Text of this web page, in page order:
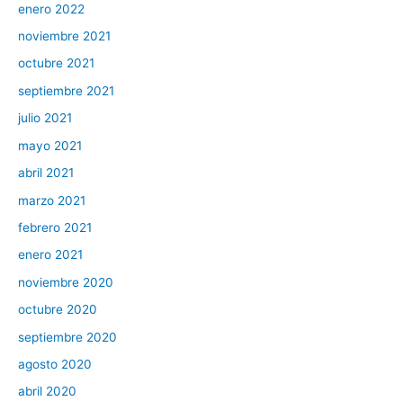
enero 2022
noviembre 2021
octubre 2021
septiembre 2021
julio 2021
mayo 2021
abril 2021
marzo 2021
febrero 2021
enero 2021
noviembre 2020
octubre 2020
septiembre 2020
agosto 2020
abril 2020